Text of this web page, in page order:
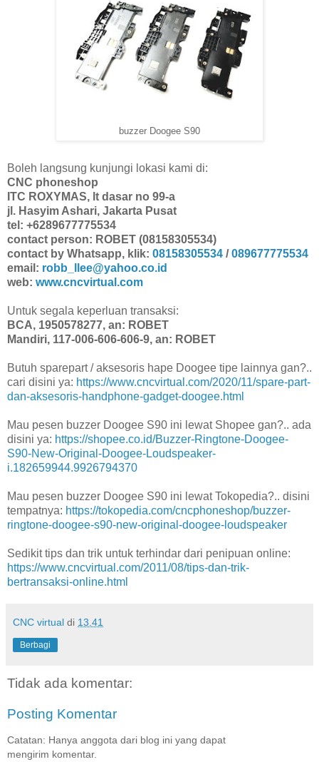
buzzer Doogee S90
Boleh langsung kunjungi lokasi kami di:
CNC phoneshop
ITC ROXYMAS, lt dasar no 99-a
jl. Hasyim Ashari, Jakarta Pusat
tel: +6289677775534
contact person: ROBET (08158305534)
contact by Whatsapp, klik: 08158305534 /089677775534
email: robb_llee@yahoo.co.id
web: www.cncvirtual.com
Untuk segala keperluan transaksi:
BCA, 1950578277, an: ROBET
Mandiri, 117-006-606-606-9, an: ROBET
Butuh sparepart / aksesoris hape Doogee tipe lainnya gan?..
cari disini ya: https://www.cncvirtual.com/2020/11/spare-part-
dan-aksesoris-handphone-gadget-doogee.html
Mau pesen buzzer Doogee S90 ini lewat Shopee gan?.. ada
disini ya: https://shopee.co.id/Buzzer-Ringtone-Doogee-
S90-New-Original-Doogee-Loudspeaker-
i.182659944.9926794370
Mau pesen buzzer Doogee S90 ini lewat Tokopedia?.. disini
tempatnya: https://tokopedia.com/cncphoneshop/buzzer-
ringtone-doogee-s90-new-original-doogee-loudspeaker
Sedikit tips dan trik untuk terhindar dari penipuan online:
https://www.cncvirtual.com/2011/08/tips-dan-trik-
bertransaksi-online.html
CNC virtual di 13.41
Berbagi
Tidak ada komentar:
Posting Komentar
Catatan: Hanya anggota dari blog ini yang dapat
mengirim komentar.